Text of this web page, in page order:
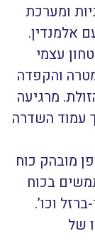
ומערכת
אלמנדין.
עצמי
והקפדה
מרגיעה
עמוד השדרה
מובהק כוח
בכוח
וכו’.
של